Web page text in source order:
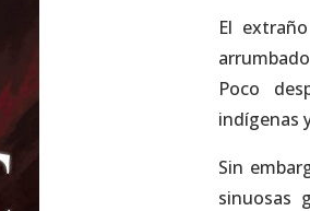
El
Poco
indígenas
Sin
sinuosas